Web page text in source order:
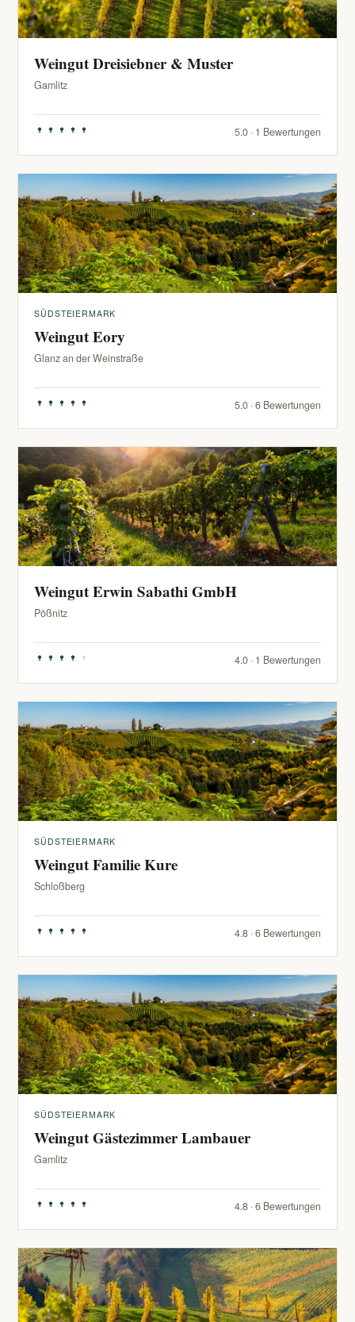
Weingut Dreisiebner & Muster
Gamlitz
5.0 · 1 Bewertungen
SÜDSTEIERMARK
Weingut Eory
Glanz an der Weinstraße
5.0 · 6 Bewertungen
Weingut Erwin Sabathi GmbH
Pößnitz
4.0 · 1 Bewertungen
SÜDSTEIERMARK
Weingut Familie Kure
Schloßberg
4.8 · 6 Bewertungen
SÜDSTEIERMARK
Weingut Gästezimmer Lambauer
Gamlitz
4.8 · 6 Bewertungen